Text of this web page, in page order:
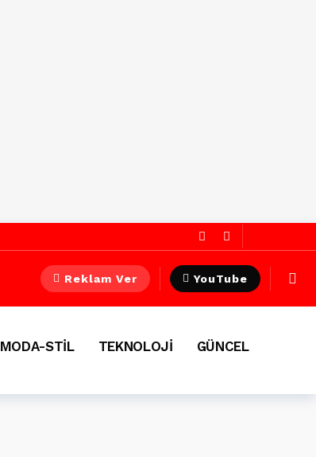
Reklam Ver YouTube
MODA-STİL TEKNOLOJİ
GÜNCEL